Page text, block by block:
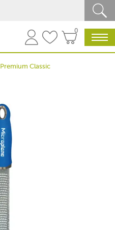
0
Premium Classic